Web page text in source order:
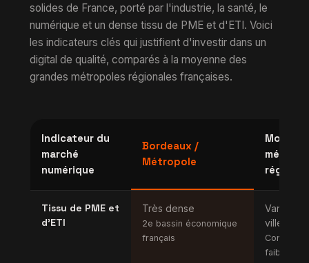
solides de France, porté par l'industrie, la santé, le
numérique et un dense tissu de PME et d'ETI. Voici
les indicateurs clés qui justifient d'investir dans un
digital de qualité, comparés à la moyenne des
grandes métropoles régionales françaises.
Indicateur du
marché
numérique
Bordeaux /
Métropole
Tissu de PME et
d'ETI
Très dense
2e bassin économique
français
Variable
villes
faible